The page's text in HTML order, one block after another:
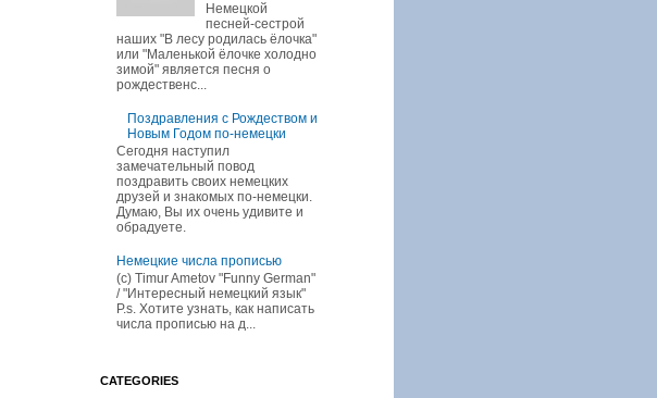
Немецкой
песней-сестрой
наших "В лесу родилась ёлочка"
или "Маленькой ёлочке холодно
зимой" является песня о
рождественс...
Поздравления с Рождеством и
Новым Годом по-немецки
Сегодня наступил
замечательный повод
поздравить своих немецких
друзей и знакомых по-немецки.
Думаю, Вы их очень удивите и
обрадуете.
Немецкие числа прописью
(c) Timur Ametov "Funny German"
/ "Интересный немецкий язык"
P.s. Хотите узнать, как написать
числа прописью на д...
CATEGORIES